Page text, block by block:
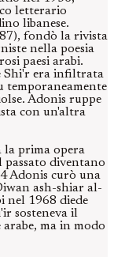
letterario
libanese.
fondò la rivista
nella poesia
paesi arabi.
Shi'r era infiltrata
temporaneamente
Adonis ruppe
con un'altra
la prima opera
diventano
Adonis curò una
ash-shiar al-
nel 1968 diede
sosteneva il
ma in modo